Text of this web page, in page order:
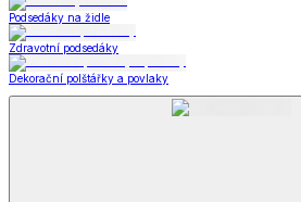
Podsedáky na židle
Zdravotní podsedáky
Dekorační polštářky a povlaky